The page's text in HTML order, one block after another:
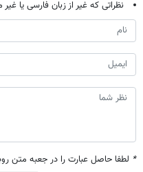
نظراتی که غیر از زبان فارسی یا
* لطفا حاصل عبارت را در جعبه متن